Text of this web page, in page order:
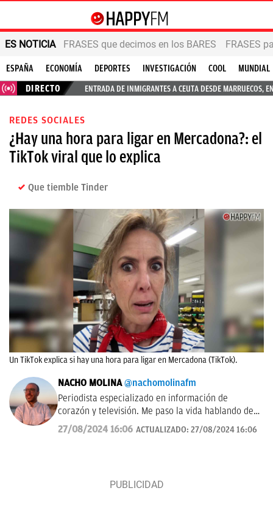
ES NOTICIA FRASES que decimos en los BARES FRASES
ESPAÑA ECONOMÍA DEPORTES INVESTIGACIÓN COOL
MUNDIAL
DIRECTO
ENTRADA DE INMIGRANTES A CEUTA DESDE MARRUECOS,
REDES SOCIALES
¿Hay una hora para ligar en Mercadona?: el
TikTok viral que lo explica
Que tiemble Tinder
Un TikTok explica si hay una hora para ligar en Mercadona (TikTok).
NACHO MOLINA @nachomolinafm
Periodista especializado en información de
corazón y televisión. Me paso la vida hablando de
'El Hormiguero', 'La Revuelta', 'Equipo de
investigación', 'Pasapalabra' y me encanta estudiar
27/08/2024 16:06 ACTUALIZADO: 27/08/2024 16:06